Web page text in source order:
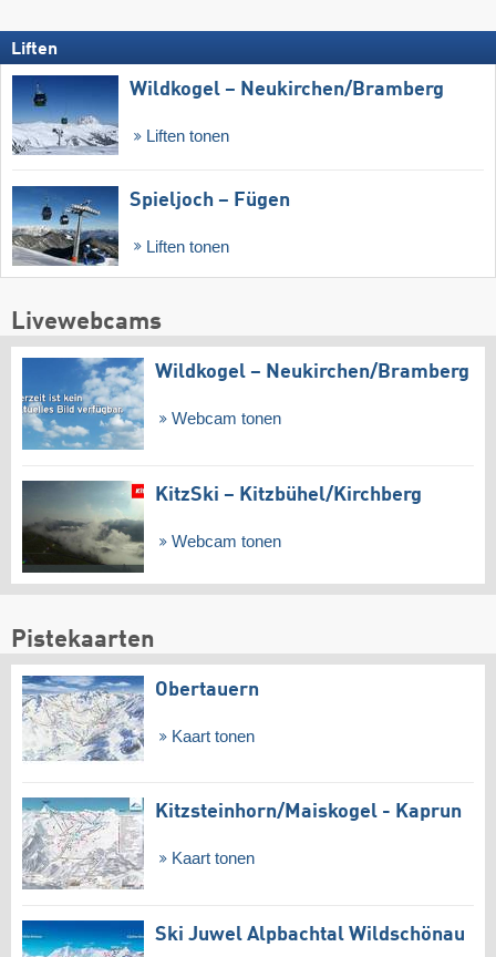
Liften
Wildkogel – Neukirchen/​Bramberg
Liften tonen
Spieljoch – Fügen
Liften tonen
Livewebcams
Wildkogel – Neukirchen/​Bramberg
Webcam tonen
KitzSki – Kitzbühel/​Kirchberg
Webcam tonen
Pistekaarten
Obertauern
Kaart tonen
Kitzsteinhorn/​Maiskogel - Kaprun
Kaart tonen
Ski Juwel Alpbachtal Wildschönau